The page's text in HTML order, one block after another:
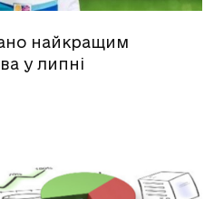
найкращим
у липні